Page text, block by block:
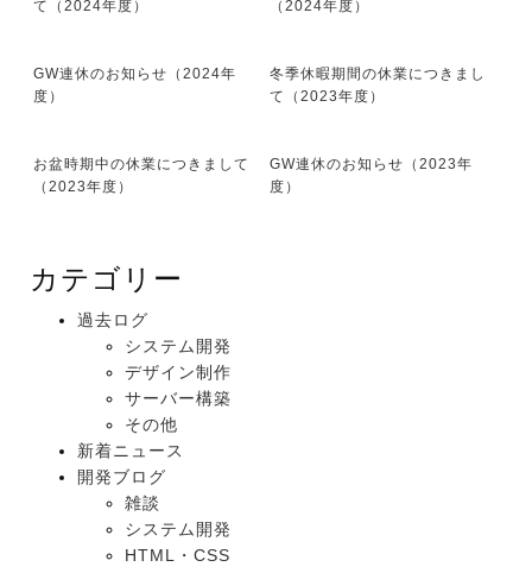
て（2024年度）
（2024年度）
GW連休のお知らせ（2024年
度）
冬季休暇期間の休業につきまし
て（2023年度）
お盆時期中の休業につきまして
（2023年度）
GW連休のお知らせ（2023年
度）
カテゴリー
過去ログ
システム開発
デザイン制作
サーバー構築
その他
新着ニュース
開発ブログ
雑談
システム開発
HTML・CSS